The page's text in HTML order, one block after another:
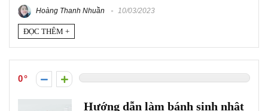
Hoàng Thanh Nhuần 10/03/2023
ĐỌC THÊM +
0
Hướng dẫn làm bánh sinh nhật